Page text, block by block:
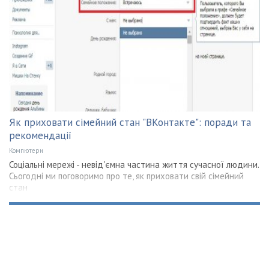
Як приховати сімейний стан "ВКонтакте": поради та
рекомендації
Компютери
Соціальні мережі - невід'ємна частина життя сучасної людини.
Сьогодні ми поговоримо про те, як приховати свій сімейний
стан